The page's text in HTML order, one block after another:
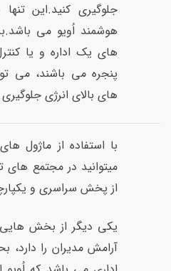
جلوگیری کنید.این
هوشمند اُویو می
های یک اداره و یا
پنجره می باشند، می
های بالای انرژی
با استفاده از ماژول
میتوانید در مجتمع
از پخش سراسری و
یکی دیگر از بخش هایی
آرامش مدیران را